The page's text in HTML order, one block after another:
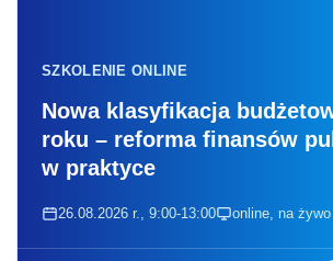
SZKOLENIE ONLINE
Nowa klasyfikacja
roku – reforma finansów
w praktyce
26.08.2026 r., 9:00-13:00 online, na